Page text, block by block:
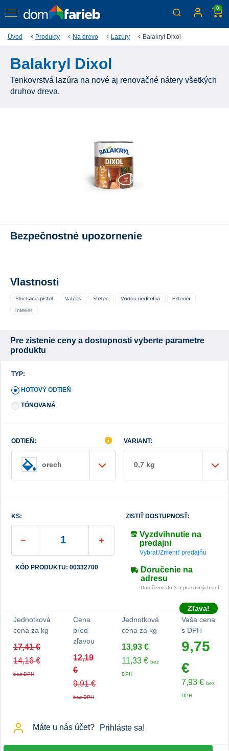
0
Úvod Produkty Na drevo Lazúry Balakryl Dixol
Balakryl Dixol
Tenkovrstvá lazúra na nové aj renovačné nátery všetkých
druhov dreva.
Bezpečnostné upozornenie
Vlastnosti
Pre zistenie ceny a dostupnosti vyberte parametre
produktu
TYP:
HOTOVÝ ODTIEŇ
TÓNOVANÁ
ODTIEŇ:
orech
VARIANT:
0,7 kg
KS:
KÓD PRODUKTU: 00332700
ZISTIŤ DOSTUPNOSŤ:
Vyzdvihnutie na
predajni
Vybrať/Zmeniť predajňu
Doručenie na
adresu
Doručenie do 3-5 pracovných dní
Jednotková
cena za kg
17,41 €
14,16 €
bez DPH
Cena
pred
zľavou
12,19
€
9,91 €
bez DPH
Jednotková
cena za kg
13,93 €
11,33 € bez
DPH
Zľava!
Vaša cena
s DPH
9,75
€
7,93 € bez
DPH
Máte u nás účet? Prihláste sa!